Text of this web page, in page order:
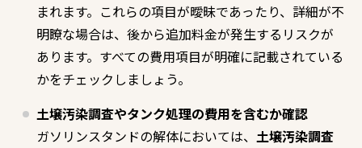
まれます。これらの項目が曖昧であったり、詳細が不
明瞭な場合は、後から追加料金が発生するリスクが
あります。すべての費用項目が明確に記載されている
かをチェックしましょう。
土壌汚染調査やタンク処理の費用を含むか確認
ガソリンスタンドの解体においては、 土壌汚染調査